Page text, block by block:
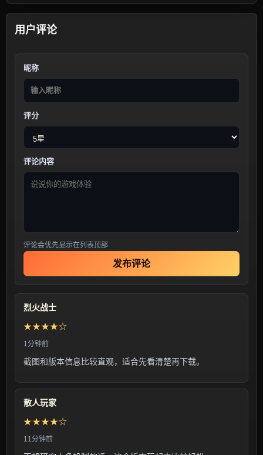
用户评论
昵称
评分
评论内容
评论会优先显示在列表顶部
发布评论
烈火战士
★★★★☆
1分钟前
截图和版本信息比较直观，适合先看清楚再下载。
散人玩家
★★★★☆
11分钟前